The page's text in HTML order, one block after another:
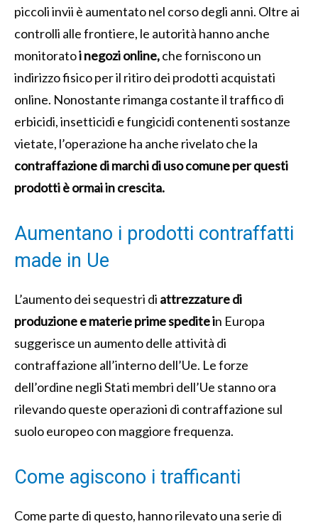
piccoli invii è aumentato nel corso degli anni. Oltre ai
controlli alle frontiere, le autorità hanno anche
monitoratoi negozi online,che forniscono un
indirizzo fisico per il ritiro dei prodotti acquistati
online. Nonostante rimanga costante il traffico di
erbicidi, insetticidi e fungicidi contenenti sostanze
vietate, l’operazione ha anche rivelato che la
contraffazione di marchi di uso comune per questi
prodotti è ormai in crescita.
Aumentano i prodotti contraffatti
made in Ue
L’aumento dei sequestri di attrezzature di
produzione e materie prime spedite in Europa
suggerisce un aumento delle attività di
contraffazione all’interno dell’Ue. Le forze
dell’ordine negli Stati membri dell’Ue stanno ora
rilevando queste operazioni di contraffazione sul
suolo europeo con maggiore frequenza.
Come agiscono i trafficanti
Come parte di questo, hanno rilevato una serie di